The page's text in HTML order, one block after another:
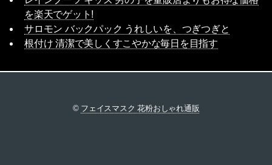
を楽天でゲット!
サロモン バックパック うれしいを、つぎつぎと
根付け 清潔で美しくすこやかな毎日を目指す
© フェイスマスク 花粉おしゃれ通販